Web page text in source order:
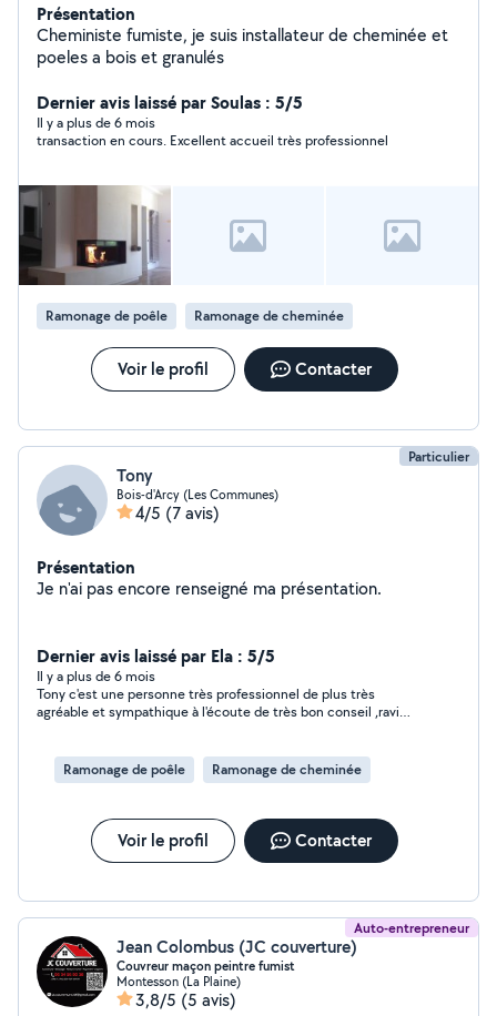
Présentation
Cheministe fumiste, je suis installateur de cheminée et
poeles a bois et granulés
Dernier avis laissé par Soulas : 5/5
Il y a plus de 6 mois
transaction en cours. Excellent accueil très professionnel
Ramonage de poêle Ramonage de cheminée
Voir le profil Contacter
Particulier
Tony
Bois-d'Arcy (Les Communes)
4/5 (7 avis)
Présentation
Je n'ai pas encore renseigné ma présentation.
Dernier avis laissé par Ela : 5/5
Il y a plus de 6 mois
Tony c'est une personne très professionnel de plus très
agréable et sympathique à l'écoute de très bon conseil ,ravi
jours c'est si rare de rencontrer des personne honnête et
professionnel, comme je suis une femme souvent quand je
exorbitant pourtant le bâtiment c'est mon domaine, merci
encore Tony ,ravi de avoir travaillé avec vous en merci pour vos
conseille . bonne chance à vous
Ramonage de poêle Ramonage de cheminée
Voir le profil Contacter
Auto-entrepreneur
Jean Colombus (JC couverture)
Couvreur maçon peintre fumist
Montesson (La Plaine)
3,8/5 (5 avis)